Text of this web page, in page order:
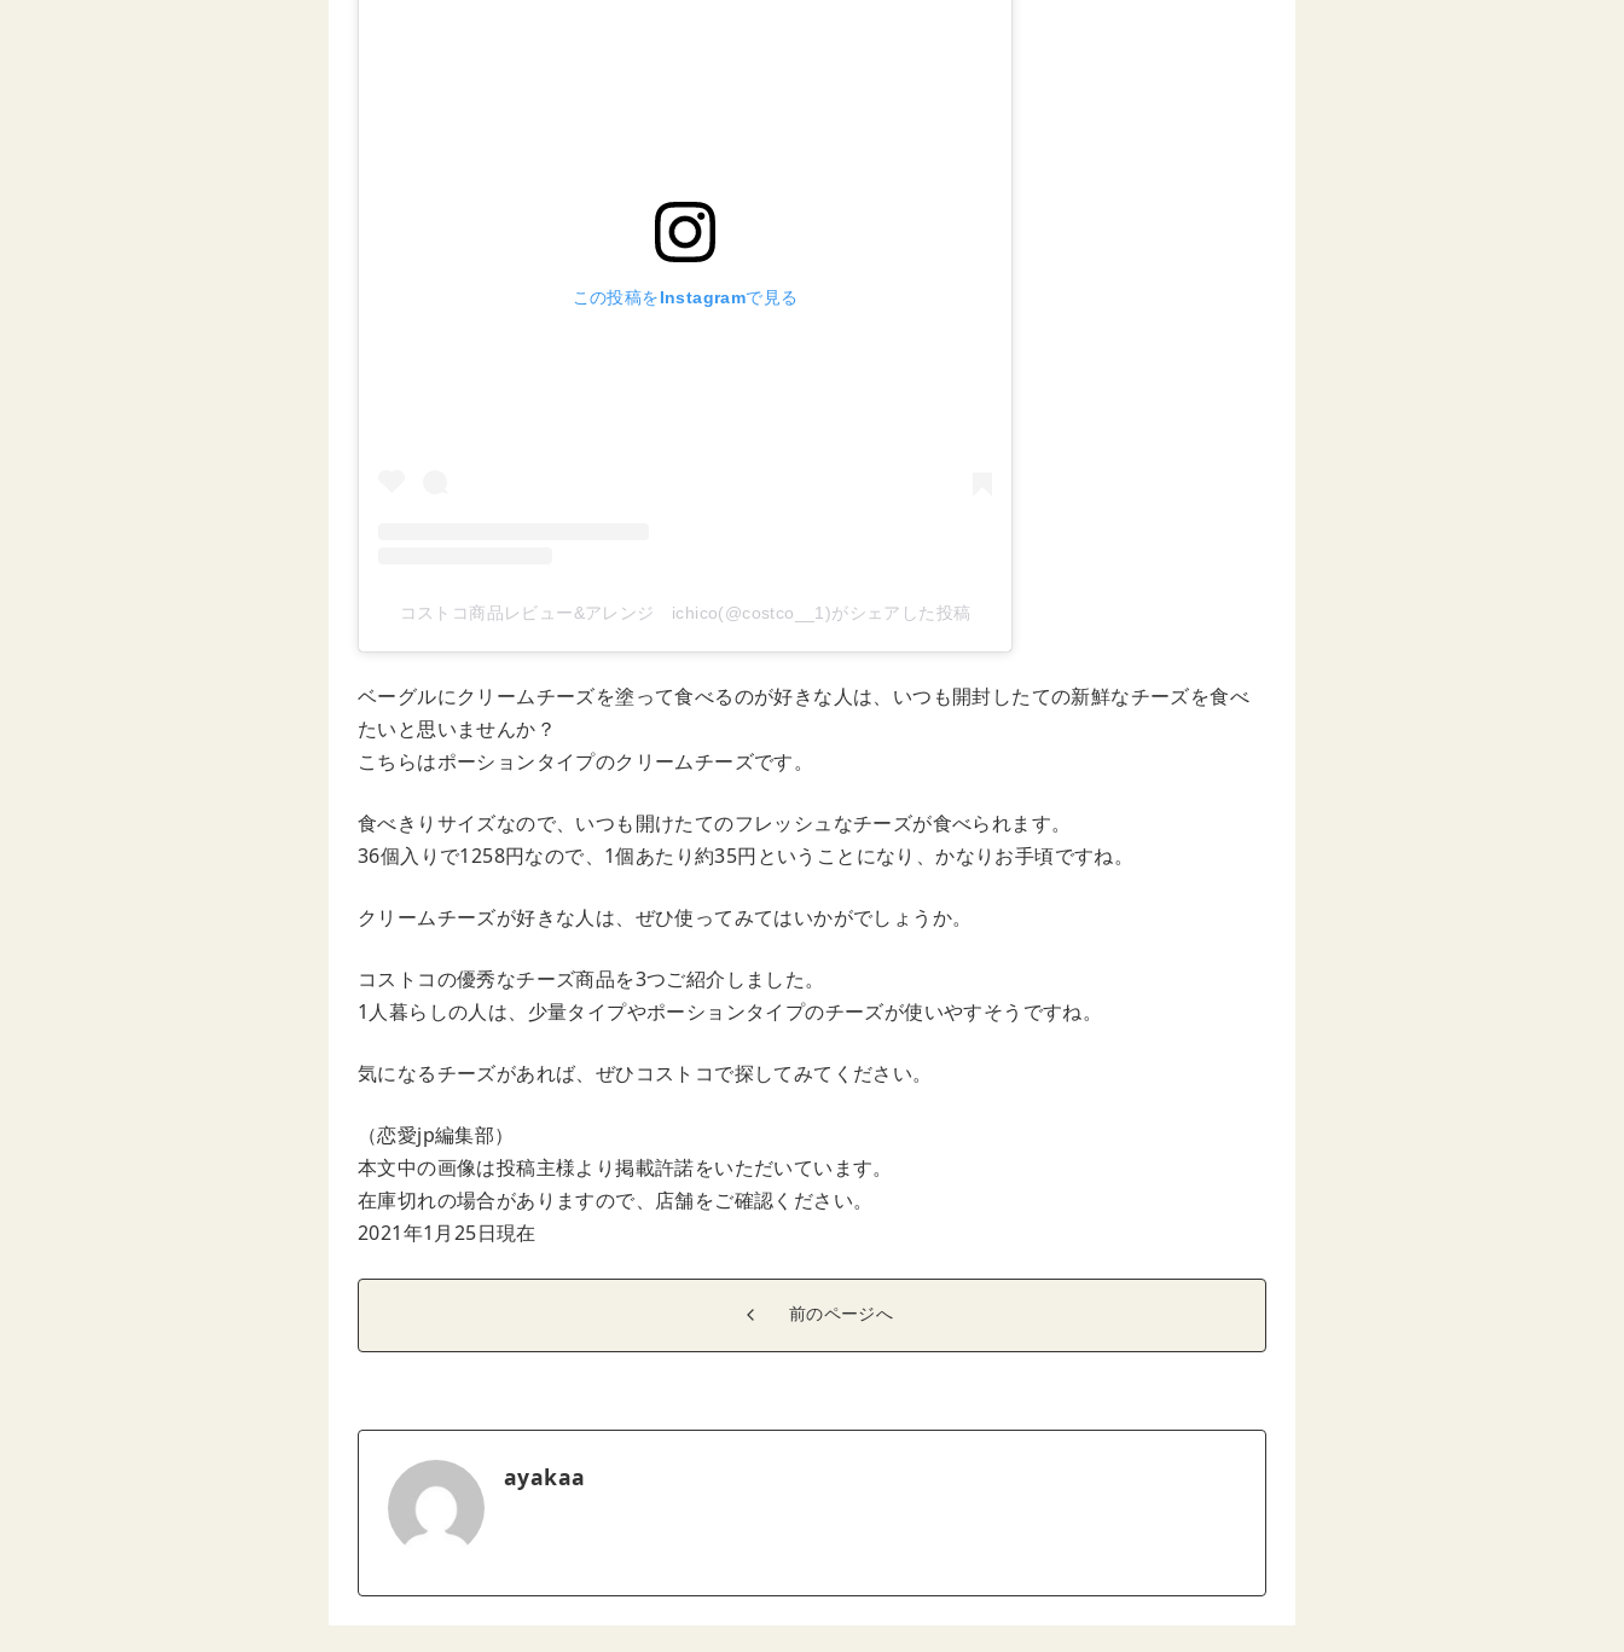
この投稿をInstagramで見る
コストコ商品レビュー&アレンジ ichico(@costco__1)がシェアした投稿
ベーグルにクリームチーズを塗って食べるのが好きな人は、いつも開封したての新鮮なチーズを食べ
たいと思いませんか？
こちらはポーションタイプのクリームチーズです。
食べきりサイズなので、いつも開けたてのフレッシュなチーズが食べられます。
36個入りで1258円なので、1個あたり約35円ということになり、かなりお手頃ですね。
クリームチーズが好きな人は、ぜひ使ってみてはいかがでしょうか。
コストコの優秀なチーズ商品を3つご紹介しました。
1人暮らしの人は、少量タイプやポーションタイプのチーズが使いやすそうですね。
気になるチーズがあれば、ぜひコストコで探してみてください。
（恋愛jp編集部）
本文中の画像は投稿主様より掲載許諾をいただいています。
在庫切れの場合がありますので、店舗をご確認ください。
2021年1月25日現在
前のページへ
ayakaa